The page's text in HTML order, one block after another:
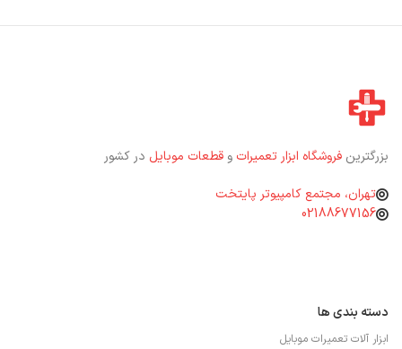
بزرگترین فروشگاه ابزار تعمیرات و قطعات موبایل در کشور
تهران، مجتمع کامپیوتر پایتخت
02188677156
دسته بندی ها
ابزار آلات تعمیرات موبایل